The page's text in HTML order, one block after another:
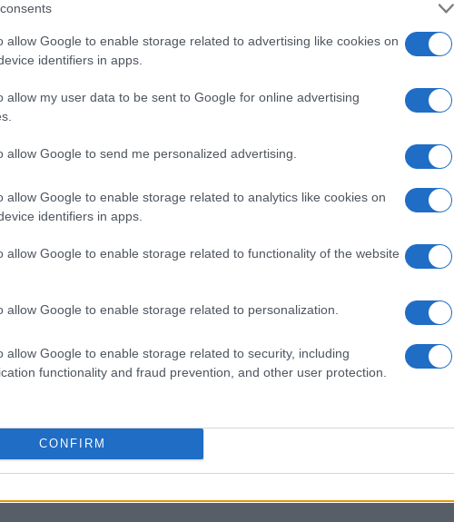
allow Google to enable storage related to advertising like cookies on
identifiers in apps.
allow my user data to be sent to Google for online advertising
allow Google to send me personalized advertising.
allow Google to enable storage related to analytics like cookies on
identifiers in apps.
allow Google to enable storage related to functionality of the website
allow Google to enable storage related to personalization.
allow Google to enable storage related to security, including
functionality and fraud prevention, and other user protection.
CONFIRM
programma
facilitare l’accesso al capitale per
imprese
agevolati
e viene gestita con il
Per i consulenti il nodo centrale è la
di agevolazione: statuto adeguato,
contabile coerente sono prerequisiti non
è consigliabile eseguire una mappatura
verificare il residuo del regime
undossier di impatto sociale.
misurabili e una logica finanziaria
tecniche dei bandi nazionali.